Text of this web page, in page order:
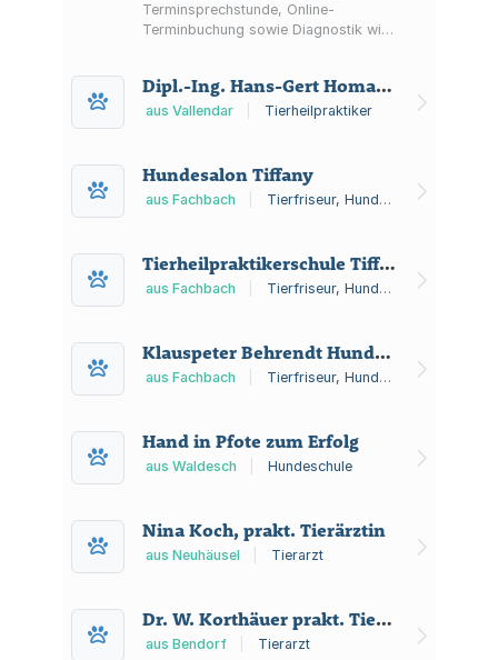
Terminsprechstunde, Online-
Terminbuchung sowie Diagnostik wie
Informationen zu Gebühren und
Notfällen.
Dipl.-Ing. Hans-Gert Homann Beratender Ingenieur
aus Vallendar Tierheilpraktiker
Hundesalon Tiffany
aus Fachbach Tierfriseur, Hundeschule, Hundezüchter
Tierheilpraktikerschule Tiffany
aus Fachbach Tierfriseur, Hundeschule, Hundezüchter
Klauspeter Behrendt Hundesalon Tiffany
aus Fachbach Tierfriseur, Hundeschule, Hundezüchter
Hand in Pfote zum Erfolg
aus Waldesch Hundeschule
Nina Koch, prakt. Tierärztin
aus Neuhäusel Tierarzt
Dr. W. Korthäuer prakt. Tierarzt
aus Bendorf Tierarzt